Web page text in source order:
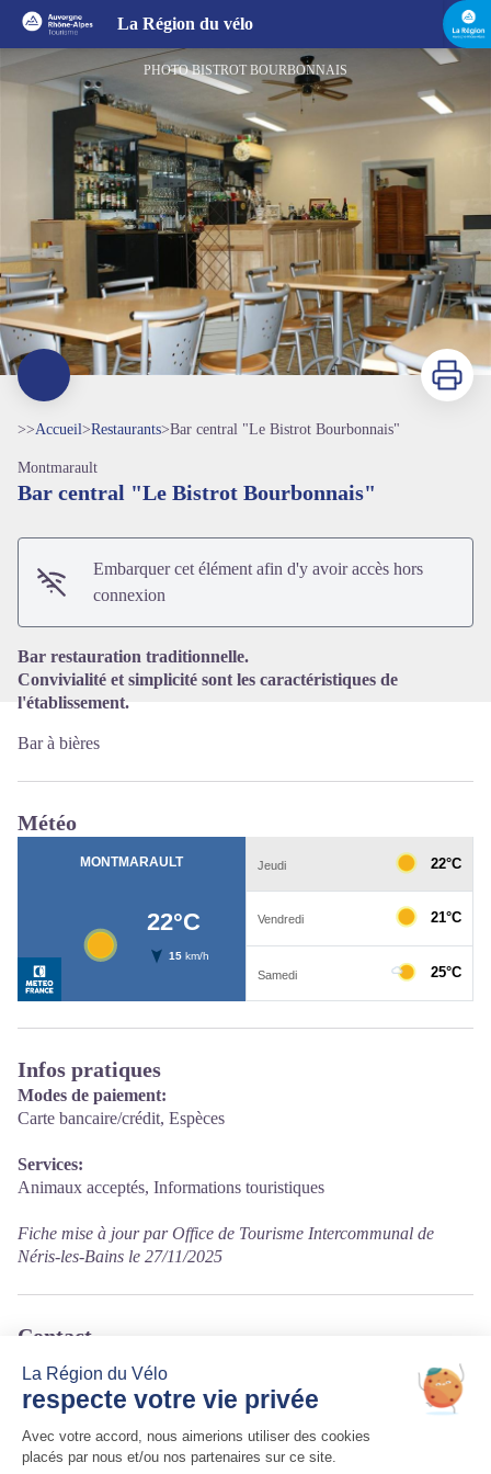
La Région du vélo
PHOTO BISTROT BOURBONNAIS
Imprimer
>>Accueil>Restaurants>Bar central "Le Bistrot Bourbonnais"
Montmarault
Bar central "Le Bistrot Bourbonnais"
Embarquer cet élément afin d'y avoir accès hors
connexion
Bar restauration traditionnelle.
Convivialité et simplicité sont les caractéristiques de
l'établissement.
Bar à bières
Météo
Infos pratiques
Modes de paiement:
Carte bancaire/crédit, Espèces
Services:
Animaux acceptés, Informations touristiques
Fiche mise à jour par Office de Tourisme Intercommunal de
Néris-les-Bains le 27/11/2025
Contact
6 place Jean Jaurès
03390 Montmarault
Tél. 04 70 07 61 28
Courriel:
bar.central@orange.fr